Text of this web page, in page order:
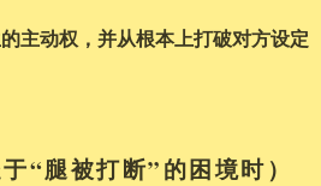
主动权，并从根本上打破对方设定
“腿被打断”的困境时）